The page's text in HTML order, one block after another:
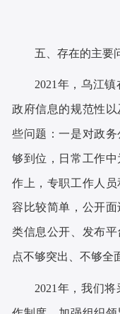
五、存在的主要
2021年，乌江
政府信息的规范性
些问题：一是对政
够到位，日常工作
作上，专职工作人
容比较简单，公开
类信息公开、发布
点不够突出、不够全
2021年，我们